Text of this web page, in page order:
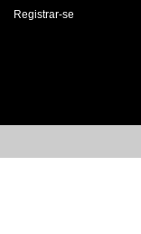
Registrar-se